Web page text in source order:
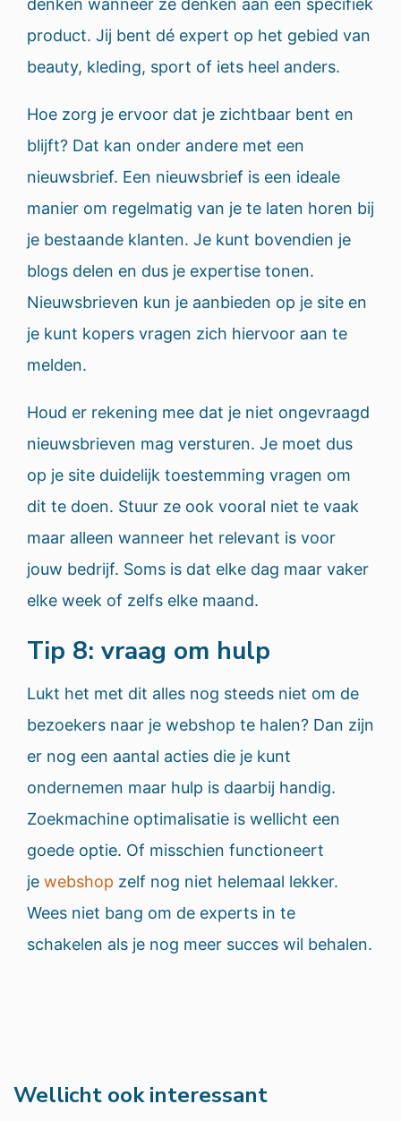
denken wanneer ze denken aan een specifiek
product. Jij bent dé expert op het gebied van
beauty, kleding, sport of iets heel anders.
Hoe zorg je ervoor dat je zichtbaar bent en
blijft? Dat kan onder andere met een
nieuwsbrief. Een nieuwsbrief is een ideale
manier om regelmatig van je te laten horen bij
je bestaande klanten. Je kunt bovendien je
blogs delen en dus je expertise tonen.
Nieuwsbrieven kun je aanbieden op je site en
je kunt kopers vragen zich hiervoor aan te
melden.
Houd er rekening mee dat je niet ongevraagd
nieuwsbrieven mag versturen. Je moet dus
op je site duidelijk toestemming vragen om
dit te doen. Stuur ze ook vooral niet te vaak
maar alleen wanneer het relevant is voor
jouw bedrijf. Soms is dat elke dag maar vaker
elke week of zelfs elke maand.
Tip 8: vraag om hulp
Lukt het met dit alles nog steeds niet om de
bezoekers naar je webshop te halen? Dan zijn
er nog een aantal acties die je kunt
ondernemen maar hulp is daarbij handig.
Zoekmachine optimalisatie is wellicht een
goede optie. Of misschien functioneert
je webshop zelf nog niet helemaal lekker.
Wees niet bang om de experts in te
schakelen als je nog meer succes wil behalen.
Wellicht ook interessant